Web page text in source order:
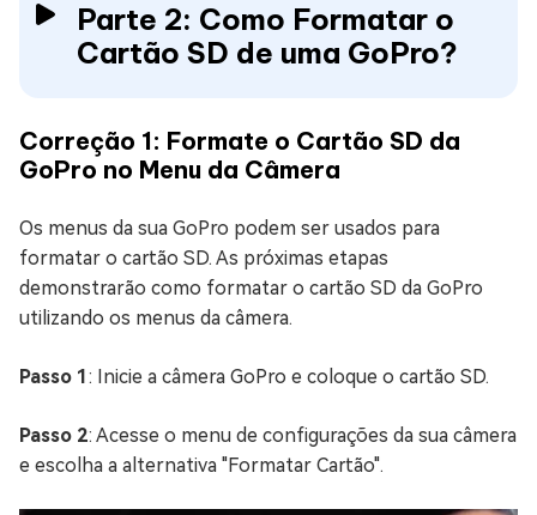
Parte 2: Como Formatar o
Cartão SD de uma GoPro?
Correção 1: Formate o Cartão SD da
GoPro no Menu da Câmera
Os menus da sua GoPro podem ser usados para
formatar o cartão SD. As próximas etapas
demonstrarão como formatar o cartão SD da GoPro
utilizando os menus da câmera.
Passo 1: Inicie a câmera GoPro e coloque o cartão SD.
Passo 2: Acesse o menu de configurações da sua câmera
e escolha a alternativa "Formatar Cartão".